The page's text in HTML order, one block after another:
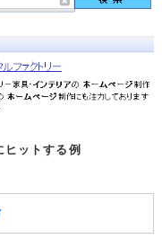
ヒットする例